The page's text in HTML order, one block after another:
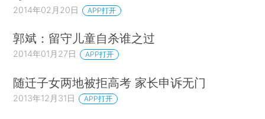
2014年02月20日 APP打开
郭斌：留守儿童自杀谁之过
2014年01月27日 APP打开
随迁子女两地被拒高考 家长申诉无门
2013年12月31日 APP打开